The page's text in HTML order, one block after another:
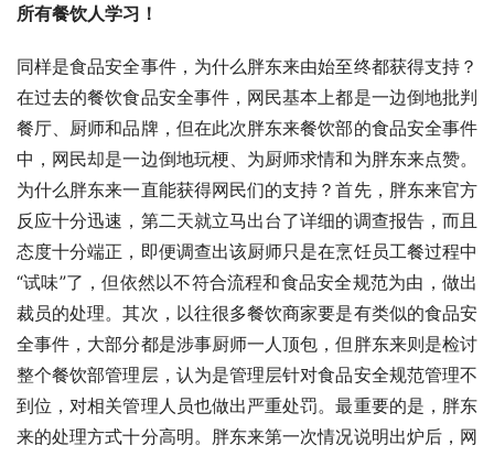
所有餐饮人学习！
同样是食品安全事件，为什么胖东来由始至终都获得支持？
在过去的餐饮食品安全事件，网民基本上都是一边倒地批判
餐厅、厨师和品牌，但在此次胖东来餐饮部的食品安全事件
中，网民却是一边倒地玩梗、为厨师求情和为胖东来点赞。
为什么胖东来一直能获得网民们的支持？首先，胖东来官方
反应十分迅速，第二天就立马出台了详细的调查报告，而且
态度十分端正，即便调查出该厨师只是在烹饪员工餐过程中
“试味”了，但依然以不符合流程和食品安全规范为由，做出
裁员的处理。其次，以往很多餐饮商家要是有类似的食品安
全事件，大部分都是涉事厨师一人顶包，但胖东来则是检讨
整个餐饮部管理层，认为是管理层针对食品安全规范管理不
到位，对相关管理人员也做出严重处罚。最重要的是，胖东
来的处理方式十分高明。胖东来第一次情况说明出炉后，网